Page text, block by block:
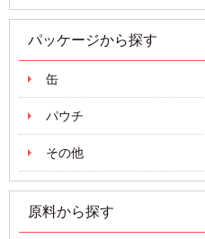
パッケージから探す
缶
パウチ
その他
原料から探す